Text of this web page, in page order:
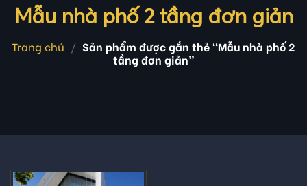
Mẫu nhà phố 2 tầng đơn giản
Trang chủ / Sản phẩm được gắn thẻ “Mẫu nhà phố 2
tầng đơn giản”